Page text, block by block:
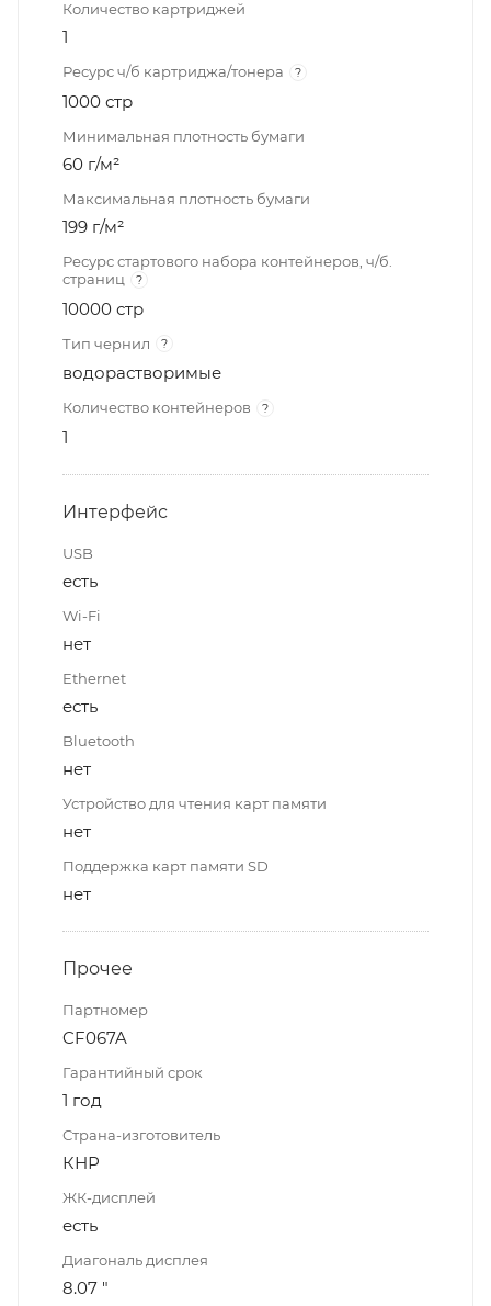
Количество картриджей
1
Ресурс ч/б картриджа/тонера ?
1000 стр
Минимальная плотность бумаги
60 г/м²
Максимальная плотность бумаги
199 г/м²
Ресурс стартового набора контейнеров, ч/б.
страниц
?
10000 стр
Тип чернил ?
водорастворимые
Количество контейнеров ?
1
Интерфейс
USB
есть
Wi-Fi
нет
Ethernet
есть
Bluetooth
нет
Устройство для чтения карт памяти
нет
Поддержка карт памяти SD
нет
Прочее
Партномер
CF067A
Гарантийный срок
1 год
Страна-изготовитель
КНР
ЖК-дисплей
есть
Диагональ дисплея
8.07 "